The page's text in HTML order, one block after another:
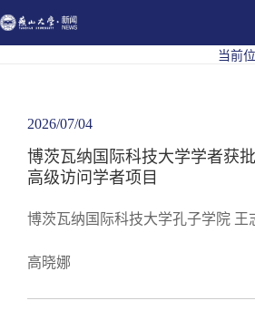
当前
2026/07/04
博茨瓦纳国际科技大学学者获
高级访问学者项目
博茨瓦纳国际科技大学孔子学院 王
高晓娜